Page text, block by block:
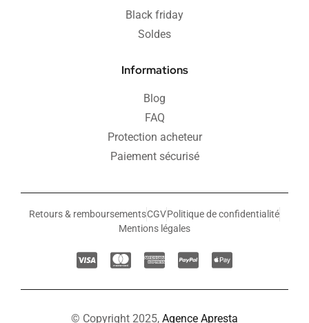
Black friday
Soldes
Informations
Blog
FAQ
Protection acheteur
Paiement sécurisé
Retours & remboursementsCGVPolitique de confidentialité
Mentions légales
© Copyright 2025, Agence Apresta